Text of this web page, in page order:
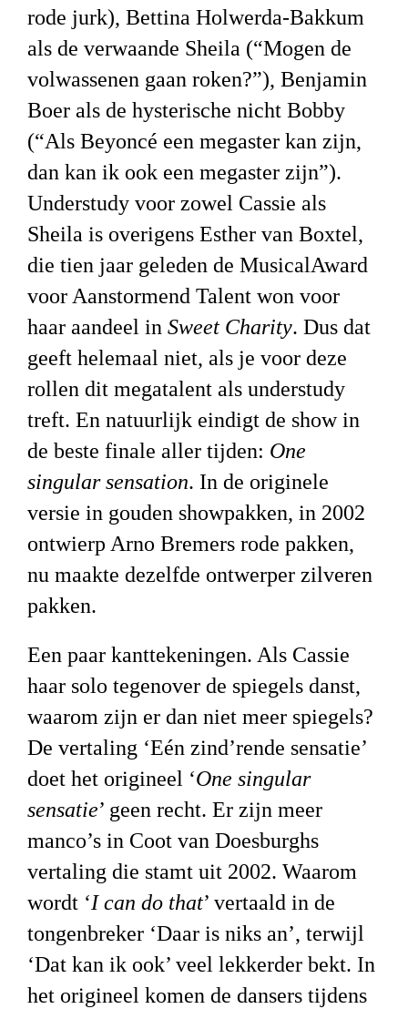
rode jurk), Bettina Holwerda-Bakkum
als de verwaande Sheila (“Mogen de
volwassenen gaan roken?”), Benjamin
Boer als de hysterische nicht Bobby
(“Als Beyoncé een megaster kan zijn,
dan kan ik ook een megaster zijn”).
Understudy voor zowel Cassie als
Sheila is overigens Esther van Boxtel,
die tien jaar geleden de MusicalAward
voor Aanstormend Talent won voor
haar aandeel in Sweet Charity. Dus dat
geeft helemaal niet, als je voor deze
rollen dit megatalent als understudy
treft. En natuurlijk eindigt de show in
de beste finale aller tijden: One
singular sensation. In de originele
versie in gouden showpakken, in 2002
ontwierp Arno Bremers rode pakken,
nu maakte dezelfde ontwerper zilveren
pakken.
Een paar kanttekeningen. Als Cassie
haar solo tegenover de spiegels danst,
waarom zijn er dan niet meer spiegels?
De vertaling ‘Eén zind’rende sensatie’
doet het origineel ‘One singular
sensatie’ geen recht. Er zijn meer
manco’s in Coot van Doesburghs
vertaling die stamt uit 2002. Waarom
wordt ‘I can do that’ vertaald in de
tongenbreker ‘Daar is niks an’, terwijl
‘Dat kan ik ook’ veel lekkerder bekt. In
het origineel komen de dansers tijdens